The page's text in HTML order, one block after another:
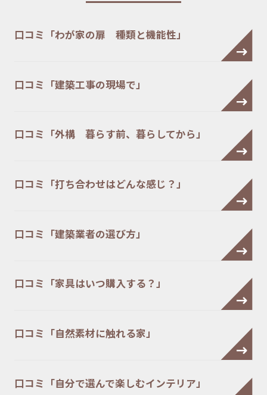
口コミ「わが家の扉 種類と機能性」
口コミ「建築工事の現場で」
口コミ「外構 暮らす前、暮らしてから」
口コミ「打ち合わせはどんな感じ？」
口コミ「建築業者の選び方」
口コミ「家具はいつ購入する？」
口コミ「自然素材に触れる家」
口コミ「自分で選んで楽しむインテリア」